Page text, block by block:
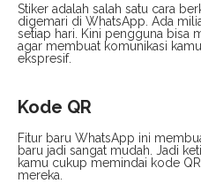
Stiker adalah salah satu cara
digemari di WhatsApp. Ada
setiap hari. Kini pengguna bisa
agar membuat komunikasi
ekspresif.
Kode QR
Fitur baru WhatsApp ini
baru jadi sangat mudah. Jadi
kamu cukup memindai kode
mereka.